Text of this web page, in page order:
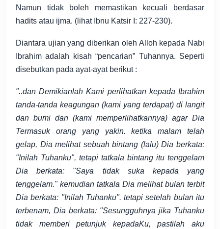
Namun tidak boleh memastikan kecuali berdasar
hadits atau ijma. (lihat Ibnu Katsir I: 227-230).
Diantara ujian yang diberikan oleh Alloh kepada Nabi
Ibrahim adalah kisah “pencarian” Tuhannya. Seperti
disebutkan pada ayat-ayat berikut :
"..dan Demikianlah Kami perlihatkan kepada Ibrahim
tanda-tanda keagungan (kami yang terdapat) di langit
dan bumi dan (kami memperlihatkannya) agar Dia
Termasuk orang yang yakin. ketika malam telah
gelap, Dia melihat sebuah bintang (lalu) Dia berkata:
"Inilah Tuhanku", tetapi tatkala bintang itu tenggelam
Dia berkata: "Saya tidak suka kepada yang
tenggelam." kemudian tatkala Dia melihat bulan terbit
Dia berkata: "Inilah Tuhanku". tetapi setelah bulan itu
terbenam, Dia berkata: "Sesungguhnya jika Tuhanku
tidak memberi petunjuk kepadaKu, pastilah aku